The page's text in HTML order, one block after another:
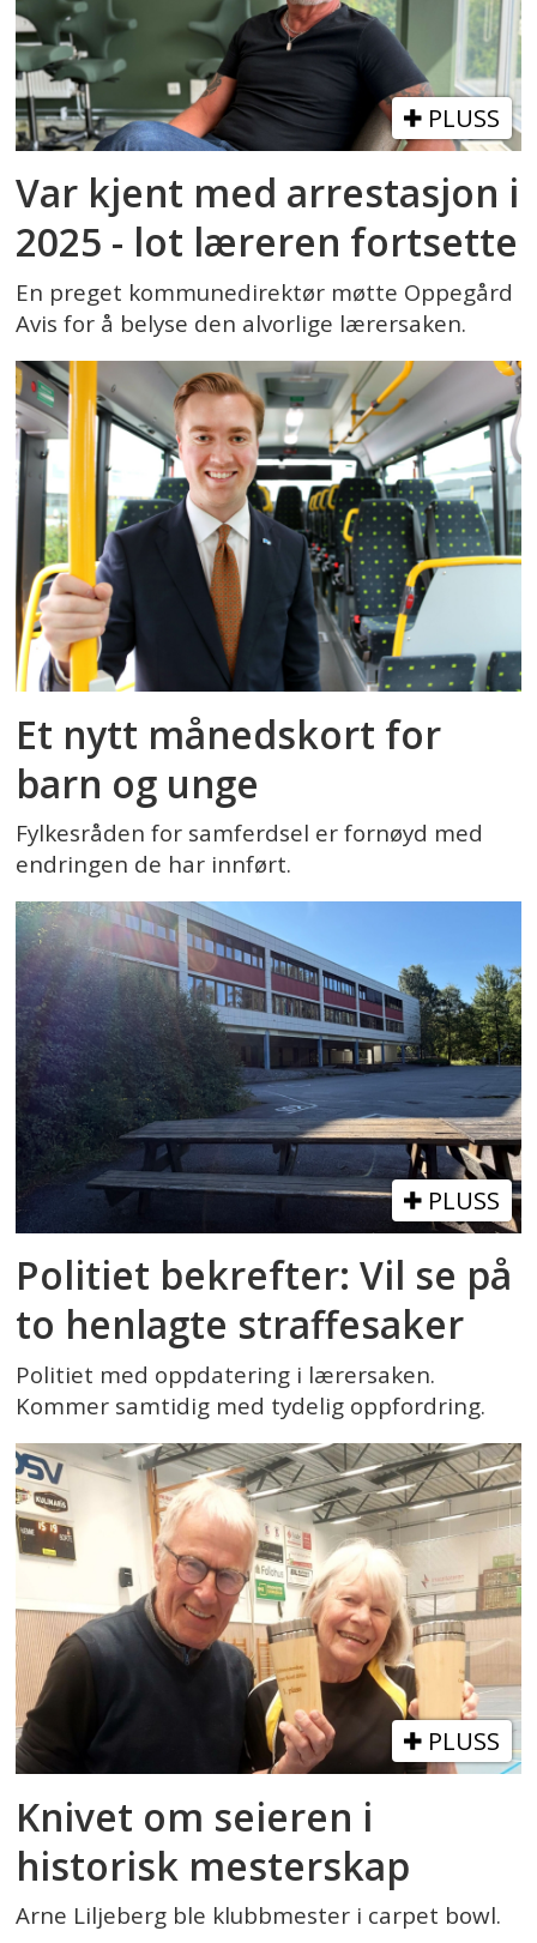
PLUSS
Var kjent med arrestasjon i
2025 - lot læreren fortsette
En preget kommunedirektør møtte Oppegård
Avis for å belyse den alvorlige lærersaken.
Et nytt månedskort for
barn og unge
Fylkesråden for samferdsel er fornøyd med
endringen de har innført.
PLUSS
Politiet bekrefter: Vil se på
to henlagte straffesaker
Politiet med oppdatering i lærersaken.
Kommer samtidig med tydelig oppfordring.
PLUSS
Knivet om seieren i
historisk mesterskap
Arne Liljeberg ble klubbmester i carpet bowl.